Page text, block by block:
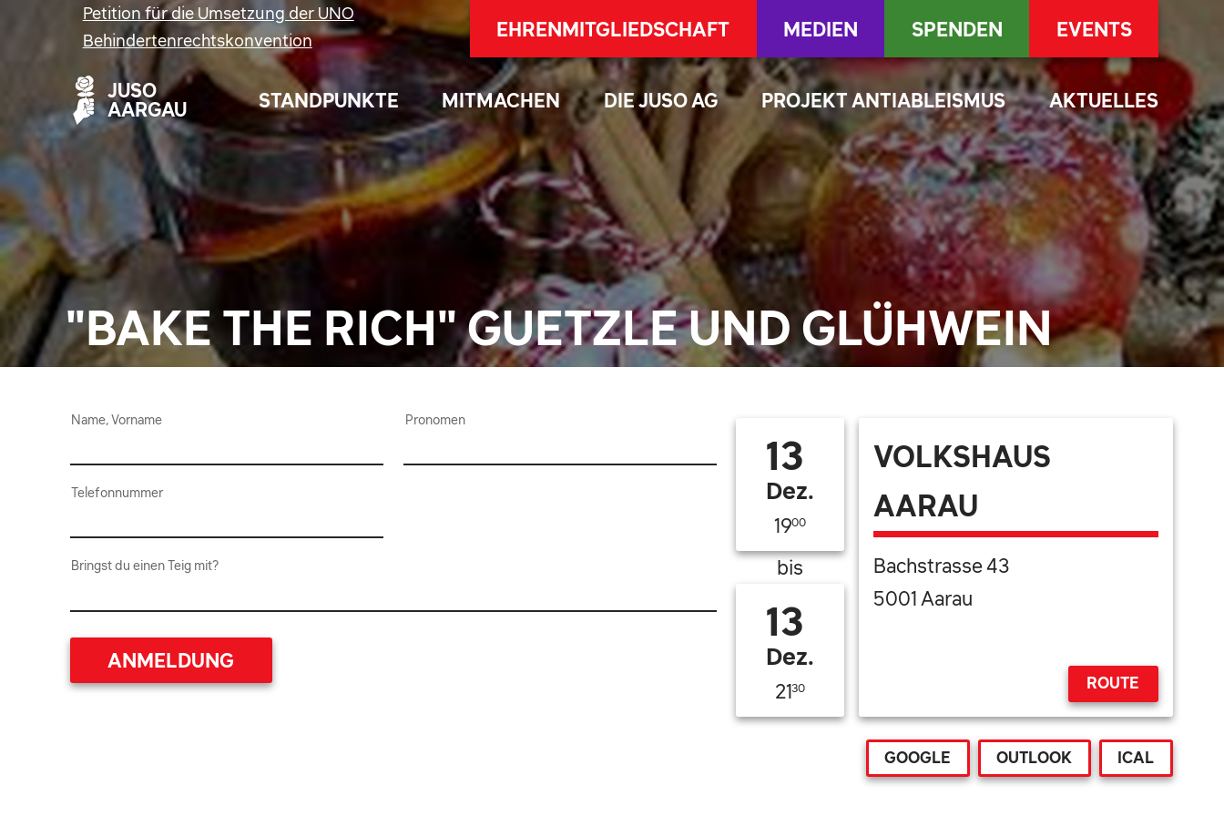
JUSO
AARGAU
STANDPUNKTE MITMACHEN DIE JUSO AG PROJEKT ANTIABLEISMUS AKTUELLES
Petition für die Umsetzung der UNO
Behindertenrechtskonvention
EHRENMITGLIEDSCHAFT MEDIEN SPENDEN EVENTS
"BAKE THE RICH" GUETZLE UND GLÜHWEIN
Name, Vorname Pronomen
Telefonnummer
Bringst du einen Teig mit?
ANMELDUNG
13
Dez.
1900
bis
13
Dez.
2130
VOLKSHAUS
AARAU
Bachstrasse 43
5001 Aarau
ROUTE
GOOGLE OUTLOOK ICAL